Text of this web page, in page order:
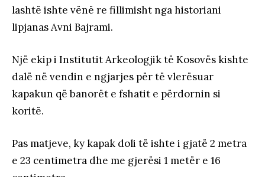
lashtë ishte vënë re fillimisht nga historiani
lipjanas Avni Bajrami.
Një ekip i Institutit Arkeologjik të Kosovës kishte
dalë në vendin e ngjarjes për të vlerësuar
kapakun që banorët e fshatit e përdornin si
koritë.
Pas matjeve, ky kapak doli të ishte i gjatë 2 metra
e 23 centimetra dhe me gjerësi 1 metër e 16